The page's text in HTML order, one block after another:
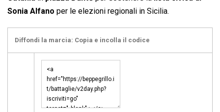
Sonia Alfano per le elezioni regionali in Sicilia.
Diffondi la marcia: Copia e incolla il codice